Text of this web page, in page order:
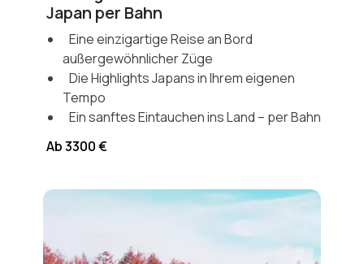
Japan per Bahn
Eine einzigartige Reise an Bord
außergewöhnlicher Züge
Die Highlights Japans in Ihrem eigenen
Tempo
Ein sanftes Eintauchen ins Land – per Bahn
Ab 3300 €